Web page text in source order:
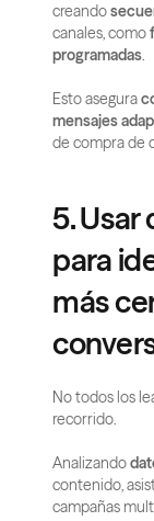
creando
canales, como
programadas.
Esto asegura
mensajes
de compra de
5.
para
más
No todos los
recorrido.
Analizando
contenido,
campañas